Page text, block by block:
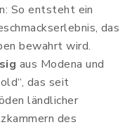
So entsteht ein
das
bewahrt wird.
aus Modena und
das seit
ländlicher
des